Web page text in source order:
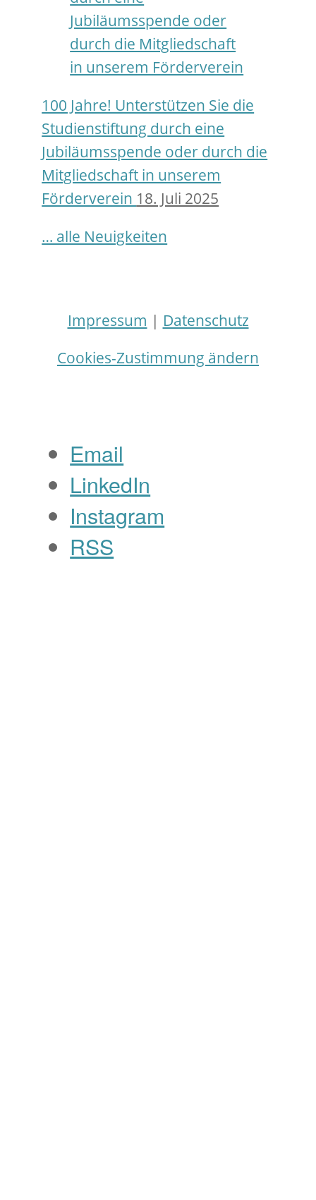
100 Jahre! Unterstützen Sie die
Studienstiftung durch eine
Jubiläumsspende oder durch die
Mitgliedschaft in unserem
Förderverein 18. Juli 2025
… alle Neuigkeiten
Impressum | Datenschutz
Cookies-Zustimmung ändern
Email
LinkedIn
Instagram
RSS